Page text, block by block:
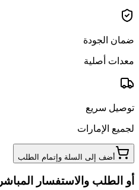
ضمان الجودة
معدات أصلية
توصيل سريع
لجميع الإمارات
أضف إلى السلة وإتمام الطلب
أو الطلب والاستفسار المباشر